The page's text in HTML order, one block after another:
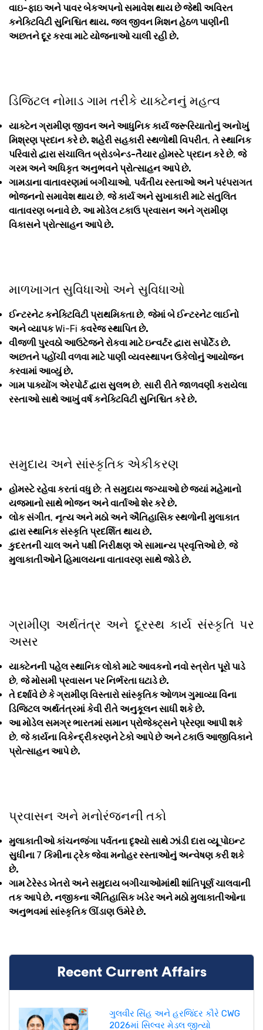
વાઇ-ફાઇ અને પાવર બેકઅપનો સમાવેશ થાય છે જેથી અવિરત
કનેક્ટિવિટી સુનિશ્ચિત થાય. જલ જીવન મિશન હેઠળ પાણીની
અછતને દૂર કરવા માટે યોજનાઓ ચાલી રહી છે.
ડિજિટલ નોમાડ ગામ તરીકે યાક્ટેનનું મહત્વ
યાક્ટેન ગ્રામીણ જીવન અને આધુનિક કાર્ય જરૂરિયાતોનું અનોખું
મિશ્રણ પ્રદાન કરે છે. શહેરી સહકારી સ્થળોથી વિપરીત, તે સ્થાનિક
પરિવારો દ્વારા સંચાલિત બ્રોડબેન્ડ-તૈયાર હોમસ્ટે પ્રદાન કરે છે, જે
ગરમ અને અધિકૃત અનુભવને પ્રોત્સાહન આપે છે.
ગામડાના વાતાવરણમાં બગીચાઓ, પર્વતીય રસ્તાઓ અને પરંપરાગત
ભોજનનો સમાવેશ થાય છે, જે કાર્ય અને સુખાકારી માટે સંતુલિત
વાતાવરણ બનાવે છે. આ મોડેલ ટકાઉ પ્રવાસન અને ગ્રામીણ
વિકાસને પ્રોત્સાહન આપે છે.
માળખાગત સુવિધાઓ અને સુવિધાઓ
ઈન્ટરનેટ કનેક્ટિવિટી પ્રાથમિકતા છે, જેમાં બે ઈન્ટરનેટ લાઈનો
અને વ્યાપકWi-Fi કવરેજ સ્થાપિત છે.
વીજળી પુરવઠો આઉટેજને રોકવા માટે ઇન્વર્ટર દ્વારા સપોર્ટેડ છે.
અછતને પહોંચી વળવા માટે પાણી વ્યવસ્થાપન ઉકેલોનું આયોજન
કરવામાં આવ્યું છે.
ગામ પાક્યોંગ એરપોર્ટ દ્વારા સુલભ છે, સારી રીતે જાળવણી કરાયેલા
રસ્તાઓ સાથે આખું વર્ષ કનેક્ટિવિટી સુનિશ્ચિત કરે છે.
સમુદાય અને સાંસ્કૃતિક એકીકરણ
હોમસ્ટે રહેવા કરતાં વધુ છે; તે સમુદાય જગ્યાઓ છે જ્યાં મહેમાનો
યજમાનો સાથે ભોજન અને વાર્તાઓ શેર કરે છે.
લોક સંગીત, નૃત્ય અને મઠો અને ઐતિહાસિક સ્થળોની મુલાકાત
દ્વારા સ્થાનિક સંસ્કૃતિ પ્રદર્શિત થાય છે.
કુદરતની ચાલ અને પક્ષી નિરીક્ષણ એ સામાન્ય પ્રવૃત્તિઓ છે, જે
મુલાકાતીઓને હિમાલયના વાતાવરણ સાથે જોડે છે.
ગ્રામીણ અર્થતંત્ર અને દૂરસ્થ કાર્ય સંસ્કૃતિ પર
અસર
યાક્ટેનની પહેલ સ્થાનિક લોકો માટે આવકનો નવો સ્ત્રોત પૂરો પાડે
છે, જે મોસમી પ્રવાસન પર નિર્ભરતા ઘટાડે છે.
તે દર્શાવે છે કે ગ્રામીણ વિસ્તારો સાંસ્કૃતિક ઓળખ ગુમાવ્યા વિના
ડિજિટલ અર્થતંત્રમાં કેવી રીતે અનુકૂલન સાધી શકે છે.
આ મોડેલ સમગ્ર ભારતમાં સમાન પ્રોજેક્ટ્સને પ્રેરણા આપી શકે
છે, જે કાર્યના વિકેન્દ્રીકરણને ટેકો આપે છે અને ટકાઉ આજીવિકાને
પ્રોત્સાહન આપે છે.
પ્રવાસન અને મનોરંજનની તકો
મુલાકાતીઓ કાંચનજંગા પર્વતના દૃશ્યો સાથે ઝાંડી દારા વ્યૂ પોઇન્ટ
સુધીના 7 કિમીના ટ્રેક જેવા મનોહર રસ્તાઓનું અન્વેષણ કરી શકે
છે.
ગામ ટેરેસ્ડ ખેતરો અને સમુદાય બગીચાઓમાંથી શાંતિપૂર્ણ ચાલવાની
તક આપે છે. નજીકના ઐતિહાસિક ખંડેર અને મઠો મુલાકાતીઓના
અનુભવમાં સાંસ્કૃતિક ઊંડાણ ઉમેરે છે.
Recent Current Affairs
ગુલવીર સિંહ અને હરજિંદર કૌરે CWG
2026માં સિલ્વર મેડલ જીત્યો